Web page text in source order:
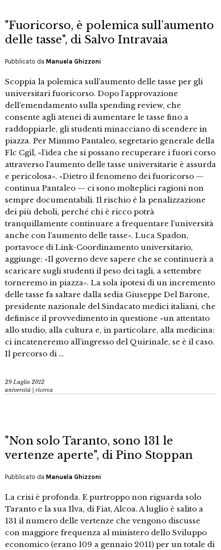
"Fuoricorso, è polemica sull’aumento
delle tasse", di Salvo Intravaia
Pubblicato da Manuela Ghizzoni
Scoppia la polemica sull’aumento delle tasse per gli
universitari fuoricorso. Dopo l’approvazione
dell’emendamento sulla spending review, che
consente agli atenei di aumentare le tasse fino a
raddoppiarle, gli studenti minacciano di scendere in
piazza. Per Mimmo Pantaleo, segretario generale della
Flc Cgil, «l’idea che si possano recuperare i fuori corso
attraverso l’aumento delle tasse universitarie è assurda
e pericolosa». «Dietro il fenomeno dei fuoricorso —
continua Pantaleo — ci sono molteplici ragioni non
sempre documentabili. Il rischio è la penalizzazione
dei più deboli, perché chi è ricco potrà
tranquillamente continuare a frequentare l’università
anche con l’aumento delle tasse». Luca Spadon,
portavoce di Link-Coordinamento universitario,
aggiunge: «Il governo deve sapere che se continuerà a
scaricare sugli studenti il peso dei tagli, a settembre
torneremo in piazza». La sola ipotesi di un incremento
delle tasse fa saltare dalla sedia Giuseppe Del Barone,
presidente nazionale del Sindacato medici italiani, che
definisce il provvedimento in questione «un attentato
allo studio, alla cultura e, in particolare, alla medicina:
ci incateneremo all’ingresso del Quirinale, se è il caso.
Il percorso di …
29 Luglio 2012
università | ricerca
"Non solo Taranto, sono 131 le
vertenze aperte", di Pino Stoppan
Pubblicato da Manuela Ghizzoni
La crisi è profonda. E purtroppo non riguarda solo
Taranto e la sua Ilva, di Fiat, Alcoa. A luglio è salito a
131 il numero delle vertenze che vengono discusse
con maggiore frequenza al ministero dello Sviluppo
economico (erano 109 a gennaio 2011) per un totale di